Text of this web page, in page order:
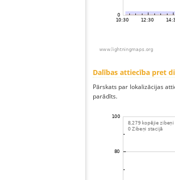
Dalības attiecība pret
Pārskats par lokalizācijas
parādīts.